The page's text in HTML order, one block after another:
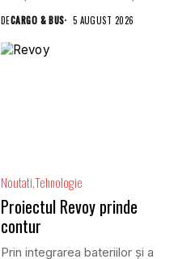
DECARGO & BUS 5 AUGUST 2026
NoutatiTehnologie
Proiectul Revoy prinde
contur
Prin integrarea bateriilor și a